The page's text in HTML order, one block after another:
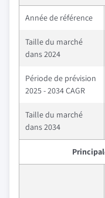
Année de référence
Taille du marché
dans 2024
Période de prévision
2025 - 2034 CAGR
Taille du marché
dans 2034